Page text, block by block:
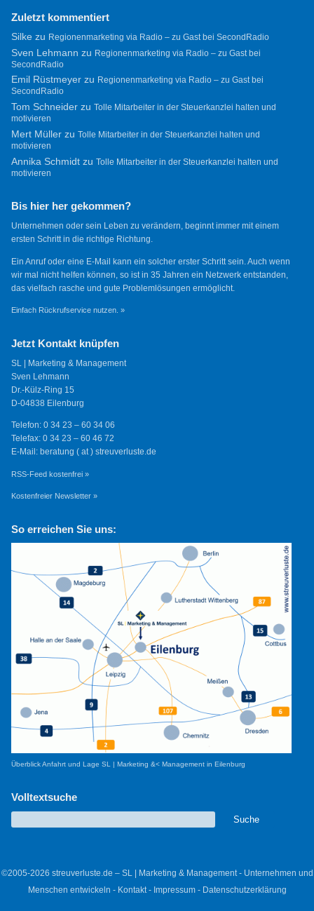
Zuletzt kommentiert
Silkezu Regionenmarketing via Radio – zu Gast bei SecondRadio
Sven Lehmann zu Regionenmarketing via Radio – zu Gast bei
SecondRadio
Emil Rüstmeyerzu Regionenmarketing via Radio – zu Gast bei
SecondRadio
Tom Schneiderzu Tolle Mitarbeiter in der Steuerkanzlei halten und
motivieren
Mert Müllerzu Tolle Mitarbeiter in der Steuerkanzlei halten und
motivieren
Annika Schmidtzu Tolle Mitarbeiter in der Steuerkanzlei halten und
motivieren
Bis hier her gekommen?
Unternehmen oder sein Leben zu verändern, beginnt immer mit einem
ersten Schritt in die richtige Richtung.
Ein Anruf oder eine E-Mail kann ein solcher erster Schritt sein. Auch wenn
wir mal nicht helfen können, so ist in 35 Jahren ein Netzwerk entstanden,
das vielfach rasche und gute Problemlösungen ermöglicht.
Einfach Rückrufservice nutzen. »
Jetzt Kontakt knüpfen
SL | Marketing & Management
Sven Lehmann
Dr.-Külz-Ring 15
D-04838 Eilenburg
Telefon: 0 34 23 – 60 34 06
Telefax: 0 34 23 – 60 46 72
E-Mail: beratung ( at ) streuverluste.de
RSS-Feed kostenfrei »
Kostenfreier Newsletter »
So erreichen Sie uns:
Überblick Anfahrt und Lage SL | Marketing &< Management in Eilenburg
Volltextsuche
©2005-2026 streuverluste.de – SL | Marketing & Management - Unternehmen und
Menschen entwickeln - Kontakt- Impressum- Datenschutzerklärung